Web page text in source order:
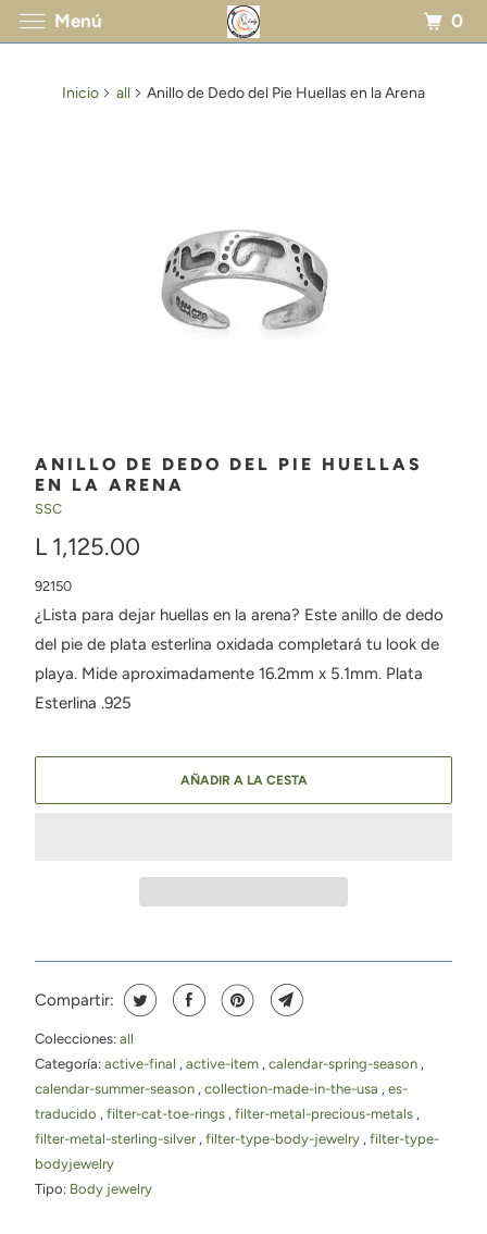
Inicio all Anillo de Dedo del Pie Huellas en la Arena
ANILLO DE DEDO DEL PIE HUELLAS
EN LA ARENA
SSC
L 1,125.00
92150
¿Lista para dejar huellas en la arena? Este anillo de dedo
del pie de plata esterlina oxidada completará tu look de
playa. Mide aproximadamente 16.2mm x 5.1mm. Plata
Esterlina .925
AÑADIR A LA CESTA
Compartir:
Colecciones: all
Categoría: active-final , active-item , calendar-spring-season ,
calendar-summer-season , collection-made-in-the-usa , es-
traducido , filter-cat-toe-rings , filter-metal-precious-metals ,
filter-metal-sterling-silver , filter-type-body-jewelry , filter-type-
bodyjewelry
Tipo: Body jewelry
Menú 0